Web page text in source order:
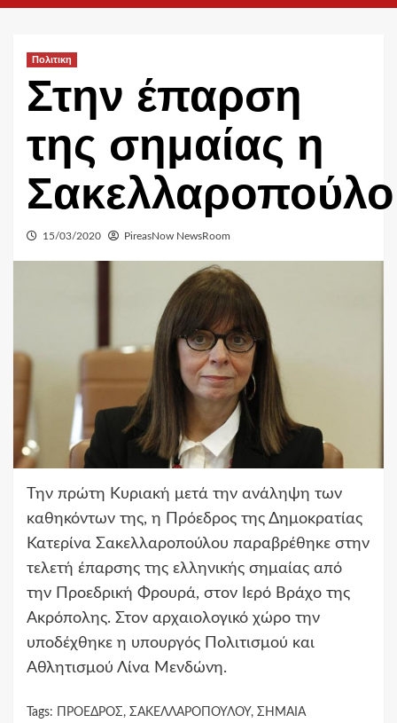
Πολιτικη
Στην έπαρση
της σημαίας η
15/03/2020 PireasNow NewsRoom
Την πρώτη Κυριακή μετά την ανάληψη των
καθηκόντων της, η Πρόεδρος της Δημοκρατίας
Κατερίνα Σακελλαροπούλου παραβρέθηκε στην
τελετή έπαρσης της ελληνικής σημαίας από
την Προεδρική Φρουρά, στον Ιερό Βράχο της
Ακρόπολης. Στον αρχαιολογικό χώρο την
υποδέχθηκε η υπουργός Πολιτισμού και
Αθλητισμού Λίνα Μενδώνη.
Tags: ΠΡΟΕΔΡΟΣ, ΣΑΚΕΛΛΑΡΟΠΟΥΛΟΥ, ΣΗΜΑΙΑ